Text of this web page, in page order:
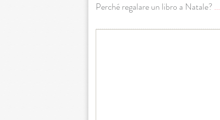
Perché regalare un libro a Natale?...